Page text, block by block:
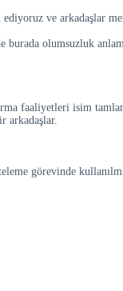
ve arkadaşlar
burada olumsuzluk
faaliyetleri isim
arkadaşlar.
görevinde